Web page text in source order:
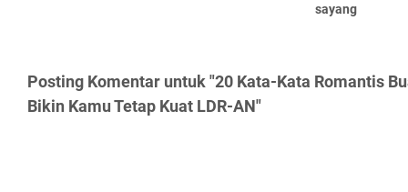
sayang
Posting Komentar untuk "20 Kata-Kata Romantis
Bikin Kamu Tetap Kuat LDR-AN"